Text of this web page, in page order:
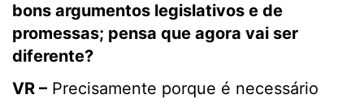
bons argumentos legislativos e de
promessas; pensa que agora vai ser
diferente?
VR – Precisamente porque é necessário